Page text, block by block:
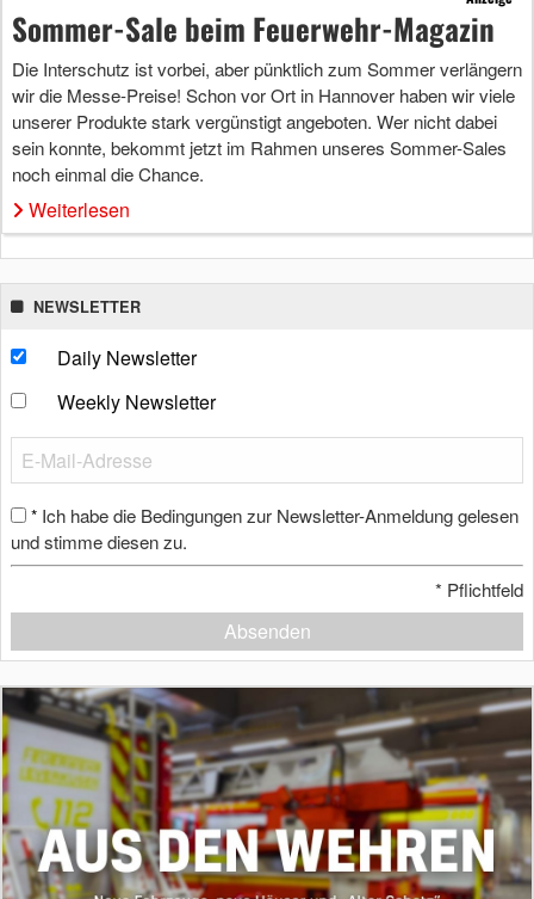
Sommer-Sale beim Feuerwehr-Magazin
Die Interschutz ist vorbei, aber pünktlich zum Sommer verlängern
wir die Messe-Preise! Schon vor Ort in Hannover haben wir viele
unserer Produkte stark vergünstigt angeboten. Wer nicht dabei
sein konnte, bekommt jetzt im Rahmen unseres Sommer-Sales
noch einmal die Chance.
Weiterlesen
NEWSLETTER
Daily Newsletter
Weekly Newsletter
* Ich habe die Bedingungen zur Newsletter-Anmeldung gelesen
und stimme diesen zu.
* Pflichtfeld
Absenden